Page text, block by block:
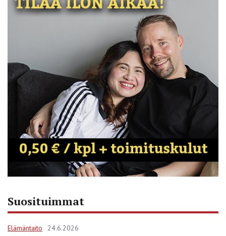
Suosituimmat
Elämäntaito 24.6.2026